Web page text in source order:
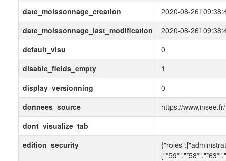
date_moissonnage_creation
2020-08-
date_moissonnage_last_modification
2020-08-
default_visu
0
disable_fields_empty
1
display_versionning
0
donnees_source
https://
dont_visualize_tab
edition_security